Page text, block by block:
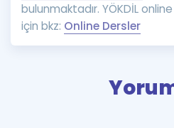
Kampanyalar
Blog
İngilizce Gramer
bulunmaktadır. YÖKDİL
için bkz: Online Dersler